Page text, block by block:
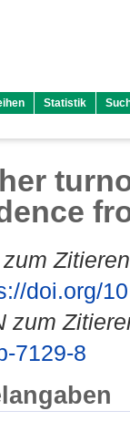
Statistik
doi.org/
zum
7129-8